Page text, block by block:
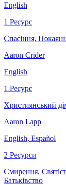
English
1 Ресурс
Спасіння,
Aaron Crider
English
1 Ресурс
Християнський
Aaron Lapp
English, Español
2 Ресурси
Смирення,
Батьківство